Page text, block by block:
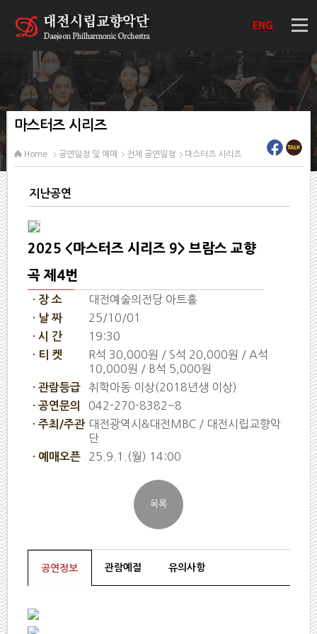
ENG
마스터즈 시리즈
Home 공연일정 및 예매 전체 공연일정 마스터즈 시리즈
지난공연
2025 <마스터즈 시리즈 9> 브람스 교향
곡 제4번
· 장 소 대전예술의전당 아트홀
· 날 짜 25/10/01
· 시 간 19:30
· 티 켓
R석 30,000원 / S석 20,000원 / A석
10,000원 / B석 5,000원
· 관람등급 취학아동 이상(2018년생 이상)
· 공연문의 042-270-8382~8
· 주최/주관 대전광역시&대전MBC / 대전시립교향악
단
· 예매오픈 25.9.1.(월) 14:00
공연정보 관람예절 유의사항